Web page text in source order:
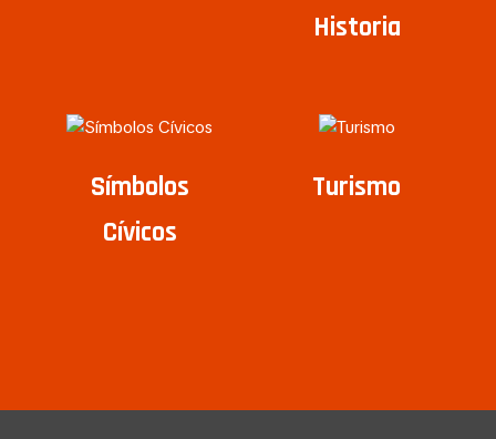
Historia
Símbolos
Cívicos
Turismo